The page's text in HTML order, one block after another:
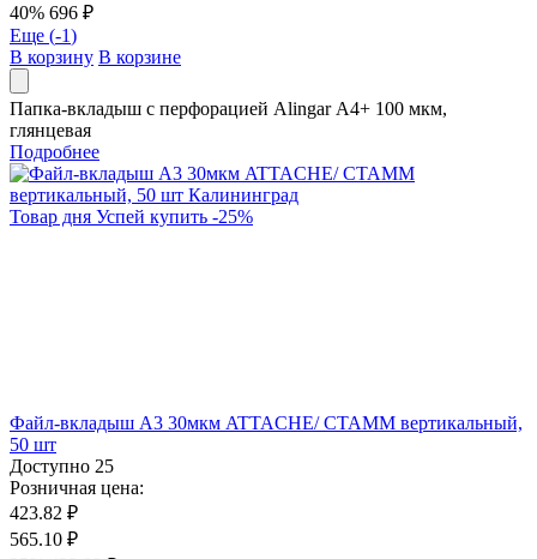
40% 696 ₽
Еще (-1)
В корзину В корзине
Папка-вкладыш с перфорацией Alingar А4+ 100 мкм,
глянцевая
Подробнее
Товар дня Успей купить -25%
Файл-вкладыш А3 30мкм ATTACHE/ СТАММ вертикальный,
50 шт
Доступно 25
Розничная цена:
423.82 ₽
565.10 ₽